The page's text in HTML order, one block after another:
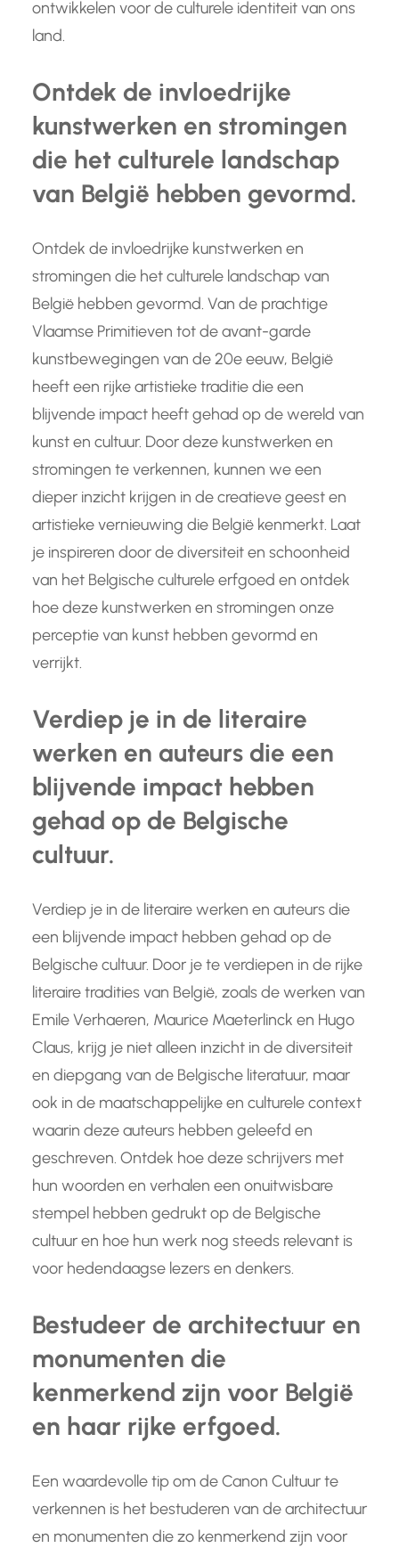
ontwikkelen voor de culturele identiteit van ons
land.
Ontdek de invloedrijke
kunstwerken en stromingen
die het culturele landschap
van België hebben gevormd.
Ontdek de invloedrijke kunstwerken en
stromingen die het culturele landschap van
België hebben gevormd. Van de prachtige
Vlaamse Primitieven tot de avant-garde
kunstbewegingen van de 20e eeuw, België
heeft een rijke artistieke traditie die een
blijvende impact heeft gehad op de wereld van
kunst en cultuur. Door deze kunstwerken en
stromingen te verkennen, kunnen we een
dieper inzicht krijgen in de creatieve geest en
artistieke vernieuwing die België kenmerkt. Laat
je inspireren door de diversiteit en schoonheid
van het Belgische culturele erfgoed en ontdek
hoe deze kunstwerken en stromingen onze
perceptie van kunst hebben gevormd en
verrijkt.
Verdiep je in de literaire
werken en auteurs die een
blijvende impact hebben
gehad op de Belgische
cultuur.
Verdiep je in de literaire werken en auteurs die
een blijvende impact hebben gehad op de
Belgische cultuur. Door je te verdiepen in de rijke
literaire tradities van België, zoals de werken van
Emile Verhaeren, Maurice Maeterlinck en Hugo
Claus, krijg je niet alleen inzicht in de diversiteit
en diepgang van de Belgische literatuur, maar
ook in de maatschappelijke en culturele context
waarin deze auteurs hebben geleefd en
geschreven. Ontdek hoe deze schrijvers met
hun woorden en verhalen een onuitwisbare
stempel hebben gedrukt op de Belgische
cultuur en hoe hun werk nog steeds relevant is
voor hedendaagse lezers en denkers.
Bestudeer de architectuur en
monumenten die
kenmerkend zijn voor België
en haar rijke erfgoed.
Een waardevolle tip om de Canon Cultuur te
verkennen is het bestuderen van de architectuur
en monumenten die zo kenmerkend zijn voor